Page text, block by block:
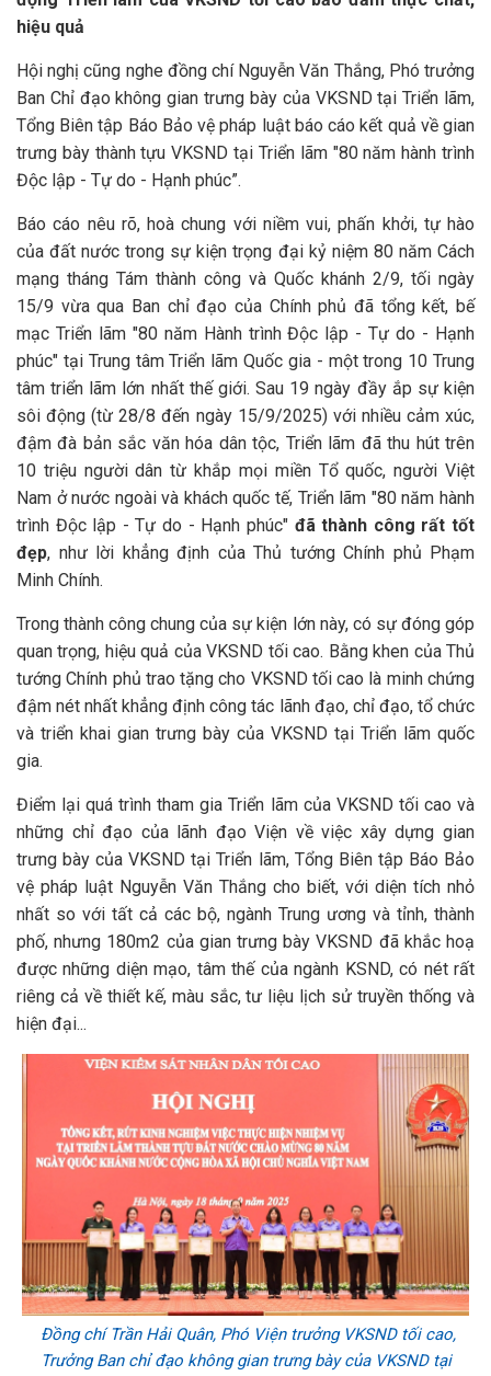
hiệu quả
Hội nghị cũng nghe đồng chí Nguyễn Văn Thắng, Phó trưởng
Ban Chỉ đạo không gian trưng bày của VKSND tại Triển lãm,
Tổng Biên tập Báo Bảo vệ pháp luật báo cáo kết quả về gian
trưng bày thành tựu VKSND tại Triển lãm "80 năm hành trình
Độc lập - Tự do - Hạnh phúc”.
Báo cáo nêu rõ, hoà chung với niềm vui, phấn khởi, tự hào
của đất nước trong sự kiện trọng đại kỷ niệm 80 năm Cách
mạng tháng Tám thành công và Quốc khánh 2/9, tối ngày
15/9 vừa qua Ban chỉ đạo của Chính phủ đã tổng kết, bế
mạc Triển lãm "80 năm Hành trình Độc lập - Tự do - Hạnh
phúc" tại Trung tâm Triển lãm Quốc gia - một trong 10 Trung
tâm triển lãm lớn nhất thế giới. Sau 19 ngày đầy ắp sự kiện
sôi động (từ 28/8 đến ngày 15/9/2025) với nhiều cảm xúc,
đậm đà bản sắc văn hóa dân tộc, Triển lãm đã thu hút trên
10 triệu người dân từ khắp mọi miền Tổ quốc, người Việt
Nam ở nước ngoài và khách quốc tế, Triển lãm "80 năm hành
trình Độc lập - Tự do - Hạnh phúc" đã thành công rất tốt
đẹp, như lời khẳng định của Thủ tướng Chính phủ Phạm
Minh Chính.
Trong thành công chung của sự kiện lớn này, có sự đóng góp
quan trọng, hiệu quả của VKSND tối cao. Bằng khen của Thủ
tướng Chính phủ trao tặng cho VKSND tối cao là minh chứng
đậm nét nhất khẳng định công tác lãnh đạo, chỉ đạo, tổ chức
và triển khai gian trưng bày của VKSND tại Triển lãm quốc
gia.
Điểm lại quá trình tham gia Triển lãm của VKSND tối cao và
những chỉ đạo của lãnh đạo Viện về việc xây dựng gian
trưng bày của VKSND tại Triển lãm, Tổng Biên tập Báo Bảo
vệ pháp luật Nguyễn Văn Thắng cho biết, với diện tích nhỏ
nhất so với tất cả các bộ, ngành Trung ương và tỉnh, thành
phố, nhưng 180m2 của gian trưng bày VKSND đã khắc hoạ
được những diện mạo, tâm thế của ngành KSND, có nét rất
riêng cả về thiết kế, màu sắc, tư liệu lịch sử truyền thống và
hiện đại...
Đồng chí Trần Hải Quân, Phó Viện trưởng VKSND tối cao,
Trưởng Ban chỉ đạo không gian trưng bày của VKSND tại